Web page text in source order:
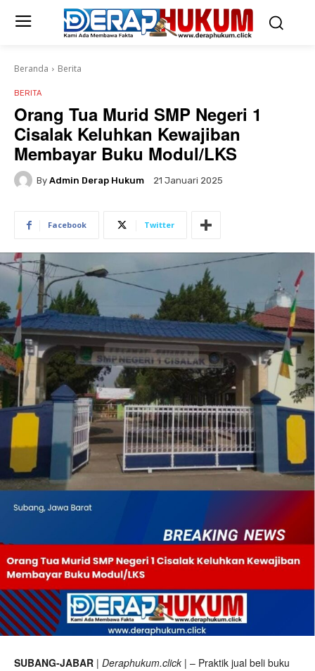
Beranda Berita
BERITA
Orang Tua Murid SMP Negeri 1
Cisalak Keluhkan Kewajiban
Membayar Buku Modul/LKS
By Admin Derap Hukum 21 Januari 2025
Facebook Twitter
SUBANG-JABAR | Deraphukum.click | – Praktik jual beli buku